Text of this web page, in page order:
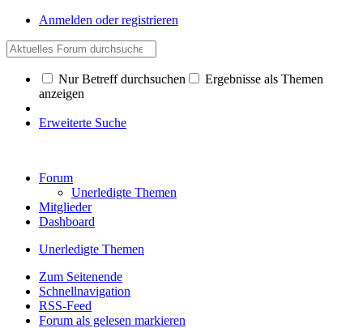
Anmelden oder registrieren
Nur Betreff durchsuchen
Ergebnisse als Themen
anzeigen
Erweiterte Suche
Forum
Unerledigte Themen
Mitglieder
Dashboard
Unerledigte Themen
Zum Seitenende
Schnellnavigation
RSS-Feed
Forum als gelesen markieren